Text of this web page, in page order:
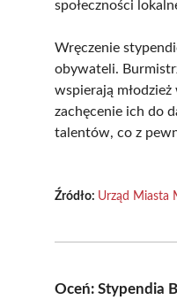
społeczności
Wręczenie
obywateli.
wspierają
zachęcenie ich do
talentów, co z
Źródło: Urząd Miasta
Oceń: Stypendia